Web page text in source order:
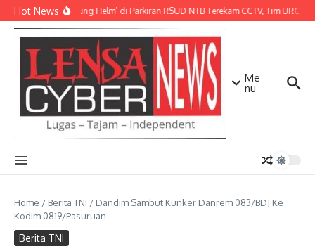
Lewati ke konten
Hot NewsAksi ‘Maling Helm’ di Parkiran RSUD NTB Terekam CCTV, Tim URC
Me
nu
Home / Berita TNI / Dandim Sambut Kunker Danrem 083/BDJ Ke
Kodim 0819/Pasuruan
Berita TNI